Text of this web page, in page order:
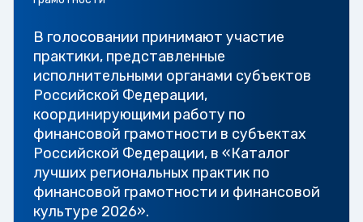
В голосовании принимают участие
практики, представленные
исполнительными органами субъектов
Российской Федерации,
координирующими работу по
финансовой грамотности в субъектах
Российской Федерации, в «Каталог
лучших региональных практик по
финансовой грамотности и финансовой
культуре 2026».